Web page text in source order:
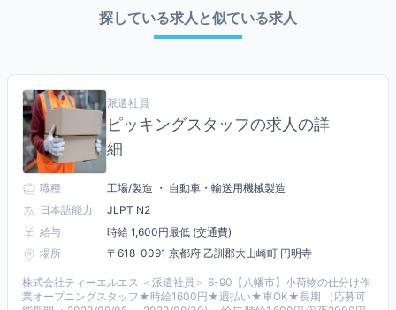
探している求人と似ている求人
派遣社員
ピッキングスタッフの求人の詳
細
職種
工場/製造 ・ 自動車・輸送用機械製造
日本語能力
JLPT N2
給与
時給 1,600円最低 (交通費)
場所
〒618-0091 京都府 乙訓郡大山崎町 円明寺
株式会社ティーエルエス ＜派遣社員＞ 6-90【八幡市】小荷物の仕分け作
業オープニングスタッフ★時給1600円★週払い★車OK★長期 （応募可